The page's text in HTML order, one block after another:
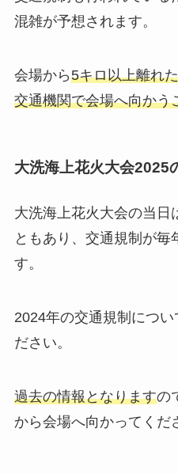
混雑が予想されます。
会場から5キロ以上離れ
交通機関で会場へ向かう
大洗海上花火大会2025
大洗海上花火大会の当日
ともあり、交通規制が毎
す。
2024年の交通規制につい
ださい。
過去の情報となりますの
から会場へ向かってくだ